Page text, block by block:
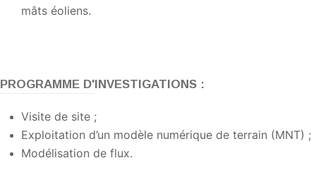
mâts éoliens.
PROGRAMME D'INVESTIGATIONS :
Visite de site ;
Exploitation d’un modèle numérique de terrain (MNT) ;
Modélisation de flux.